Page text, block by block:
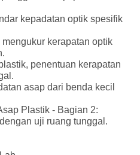
kepadatan optik spesifik
kerapatan optik
penentuan kerapatan
asap dari benda kecil
Plastik - Bagian 2:
uji ruang tunggal.